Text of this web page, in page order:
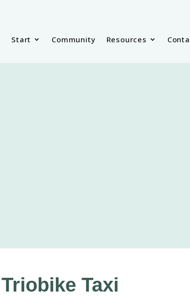
Start Community Resources
Triobike Taxi